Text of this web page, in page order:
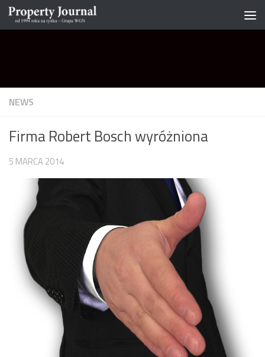
Skip to content
NEWS
Firma Robert Bosch wyróżniona
5 MARCA 2014